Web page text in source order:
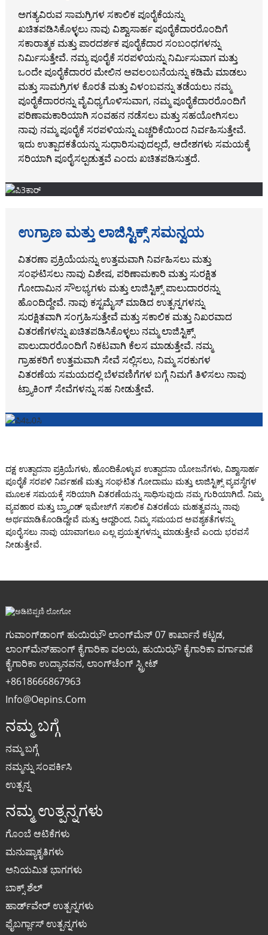
ಅಗತ್ಯವಿರುವ ಸಾಮಗ್ರಿಗಳ ಸಕಾಲಿಕ ಪೂರೈಕೆಯನ್ನು
ಖಚಿತಪಡಿಸಿಕೊಳ್ಳಲು ನಾವು ವಿಶ್ವಾಸಾರ್ಹ ಪೂರೈಕೆದಾರರೊಂದಿಗೆ
ಸಕಾರಾತ್ಮಕ ಮತ್ತು ಪಾರದರ್ಶಕ ಪೂರೈಕೆದಾರ ಸಂಬಂಧಗಳನ್ನು
ನಿರ್ಮಿಸುತ್ತೇವೆ. ನಮ್ಯ ಪೂರೈಕೆ ಸರಪಳಿಯನ್ನು ನಿರ್ಮಿಸುವಾಗ ಮತ್ತು
ಒಂದೇ ಪೂರೈಕೆದಾರರ ಮೇಲಿನ ಅವಲಂಬನೆಯನ್ನು ಕಡಿಮೆ ಮಾಡಲು
ಮತ್ತು ಸಾಮಗ್ರಿಗಳ ಕೊರತೆ ಮತ್ತು ವಿಳಂಬವನ್ನು ತಡೆಯಲು ನಮ್ಮ
ಪೂರೈಕೆದಾರರನ್ನು ವೈವಿಧ್ಯಗೊಳಿಸುವಾಗ, ನಮ್ಮ ಪೂರೈಕೆದಾರರೊಂದಿಗೆ
ಪರಿಣಾಮಕಾರಿಯಾಗಿ ಸಂವಹನ ನಡೆಸಲು ಮತ್ತು ಸಹಯೋಗಿಸಲು
ನಾವು ನಮ್ಮ ಪೂರೈಕೆ ಸರಪಳಿಯನ್ನು ಎಚ್ಚರಿಕೆಯಿಂದ ನಿರ್ವಹಿಸುತ್ತೇವೆ.
ಇದು ಉತ್ಪಾದಕತೆಯನ್ನು ಸುಧಾರಿಸುವುದಲ್ಲದೆ, ಆದೇಶಗಳು ಸಮಯಕ್ಕೆ
ಸರಿಯಾಗಿ ಪೂರೈಸಲ್ಪಡುತ್ತವೆ ಎಂದು ಖಚಿತಪಡಿಸುತ್ತದೆ.
ಉಗ್ರಾಣ ಮತ್ತು ಲಾಜಿಸ್ಟಿಕ್ಸ್ ಸಮನ್ವಯ
ವಿತರಣಾ ಪ್ರಕ್ರಿಯೆಯನ್ನು ಉತ್ತಮವಾಗಿ ನಿರ್ವಹಿಸಲು ಮತ್ತು
ಸಂಘಟಿಸಲು ನಾವು ವಿಶೇಷ, ಪರಿಣಾಮಕಾರಿ ಮತ್ತು ಸುರಕ್ಷಿತ
ಗೋದಾಮಿನ ಸೌಲಭ್ಯಗಳು ಮತ್ತು ಲಾಜಿಸ್ಟಿಕ್ಸ್ ಪಾಲುದಾರರನ್ನು
ಹೊಂದಿದ್ದೇವೆ. ನಾವು ಕಸ್ಟಮೈಸ್ ಮಾಡಿದ ಉತ್ಪನ್ನಗಳನ್ನು
ಸುರಕ್ಷಿತವಾಗಿ ಸಂಗ್ರಹಿಸುತ್ತೇವೆ ಮತ್ತು ಸಕಾಲಿಕ ಮತ್ತು ನಿಖರವಾದ
ವಿತರಣೆಗಳನ್ನು ಖಚಿತಪಡಿಸಿಕೊಳ್ಳಲು ನಮ್ಮ ಲಾಜಿಸ್ಟಿಕ್ಸ್
ಪಾಲುದಾರರೊಂದಿಗೆ ನಿಕಟವಾಗಿ ಕೆಲಸ ಮಾಡುತ್ತೇವೆ. ನಮ್ಮ
ಗ್ರಾಹಕರಿಗೆ ಉತ್ತಮವಾಗಿ ಸೇವೆ ಸಲ್ಲಿಸಲು, ನಿಮ್ಮ ಸರಕುಗಳ
ವಿತರಣೆಯ ಸಮಯದಲ್ಲಿ ಬೆಳವಣಿಗೆಗಳ ಬಗ್ಗೆ ನಿಮಗೆ ತಿಳಿಸಲು ನಾವು
ಟ್ರ್ಯಾಕಿಂಗ್ ಸೇವೆಗಳನ್ನು ಸಹ ನೀಡುತ್ತೇವೆ.
ದಕ್ಷ ಉತ್ಪಾದನಾ ಪ್ರಕ್ರಿಯೆಗಳು, ಹೊಂದಿಕೊಳ್ಳುವ ಉತ್ಪಾದನಾ ಯೋಜನೆಗಳು, ವಿಶ್ವಾಸಾರ್ಹ
ಪೂರೈಕೆ ಸರಪಳಿ ನಿರ್ವಹಣೆ ಮತ್ತು ಸಂಘಟಿತ ಗೋದಾಮು ಮತ್ತು ಲಾಜಿಸ್ಟಿಕ್ಸ್ ವ್ಯವಸ್ಥೆಗಳ
ಮೂಲಕ ಸಮಯಕ್ಕೆ ಸರಿಯಾಗಿ ವಿತರಣೆಯನ್ನು ಸಾಧಿಸುವುದು ನಮ್ಮ ಗುರಿಯಾಗಿದೆ. ನಿಮ್ಮ
ವ್ಯವಹಾರ ಮತ್ತು ಬ್ರ್ಯಾಂಡ್ ಇಮೇಜ್‌ಗೆ ಸಕಾಲಿಕ ವಿತರಣೆಯ ಮಹತ್ವವನ್ನು ನಾವು
ಅರ್ಥಮಾಡಿಕೊಂಡಿದ್ದೇವೆ ಮತ್ತು ಆದ್ದರಿಂದ, ನಿಮ್ಮ ಸಮಯದ ಅವಶ್ಯಕತೆಗಳನ್ನು
ಪೂರೈಸಲು ನಾವು ಯಾವಾಗಲೂ ಎಲ್ಲ ಪ್ರಯತ್ನಗಳನ್ನು ಮಾಡುತ್ತೇವೆ ಎಂದು ಭರವಸೆ
ನೀಡುತ್ತೇವೆ.
ಗುವಾಂಗ್‌ಡಾಂಗ್ ಹುಯಿಝೌ ಲಾಂಗ್‌ಮೆನ್ 07 ಕಾರ್ಖಾನೆ ಕಟ್ಟಡ,
ಲಾಂಗ್‌ಮೆನ್‌ಹಾಂಗ್ ಕೈಗಾರಿಕಾ ವಲಯ, ಹುಯಿಝೌ ಕೈಗಾರಿಕಾ ವರ್ಗಾವಣೆ
ಕೈಗಾರಿಕಾ ಉದ್ಯಾನವನ, ಲಾಂಗ್‌ಚೆಂಗ್ ಸ್ಟ್ರೀಟ್
+8618666867963
Info@oepins.com
ನಮ್ಮ ಬಗ್ಗೆ
ನಮ್ಮ ಬಗ್ಗೆ
ನಮ್ಮನ್ನು ಸಂಪರ್ಕಿಸಿ
ಉತ್ಪನ್ನ
ನಮ್ಮ ಉತ್ಪನ್ನಗಳು
ಗೊಂಬೆ ಆಟಿಕೆಗಳು
ಮನುಷ್ಯಾಕೃತಿಗಳು
ಅನಿಯಮಿತ ಭಾಗಗಳು
ಬಾಕ್ಸ್ ಶೆಲ್
ಹಾರ್ಡ್‌ವೇರ್ ಉತ್ಪನ್ನಗಳು
ಫೈಬರ್ಗ್ಲಾಸ್ ಉತ್ಪನ್ನಗಳು